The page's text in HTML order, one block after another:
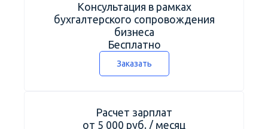
Консультация в рамках
бухгалтерского сопровождения
бизнеса
Бесплатно
Заказать
Расчет зарплат
от 5 000 руб. / месяц